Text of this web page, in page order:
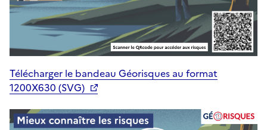
Télécharger le bandeau Géorisques au format
1200X630 (SVG)